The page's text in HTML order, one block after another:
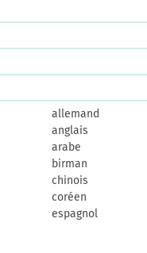
allemand
anglais
arabe
birman
chinois
coréen
espagnol